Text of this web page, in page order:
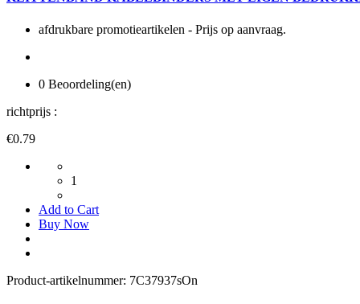
afdrukbare promotieartikelen - Prijs op aanvraag.
0 Beoordeling(en)
richtprijs :
€0.79
1
Add to Cart
Buy Now
Product-artikelnummer: 7C37937sOn